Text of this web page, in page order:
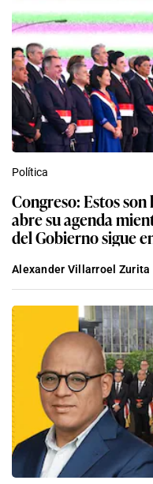
Política
Congreso: Estos
abre su agenda
del Gobierno sigue
Alexander Villarroel Zurita